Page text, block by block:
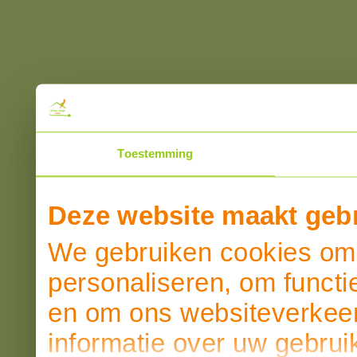
Toestemming
Deze website maakt
We gebruiken cookies
personaliseren, om
en om ons
informatie over uw